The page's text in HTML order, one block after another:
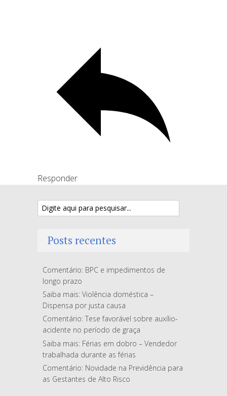
Responder
Posts recentes
Comentário: BPC e impedimentos de
longo prazo
Saiba mais: Violência doméstica –
Dispensa por justa causa
Comentário: Tese favorável sobre auxílio-
acidente no período de graça
Saiba mais: Férias em dobro – Vendedor
trabalhada durante as férias
Comentário: Novidade na Previdência para
as Gestantes de Alto Risco